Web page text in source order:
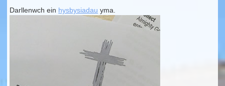
Darllenwch ein hysbysiadau yma.